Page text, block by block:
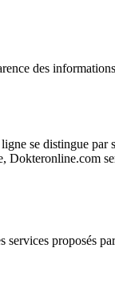
des
se distingue par
Dokteronline.com
proposés